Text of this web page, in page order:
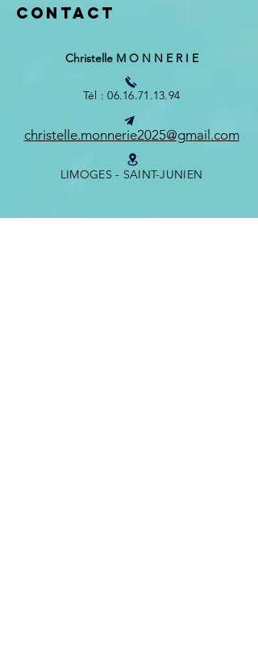
Contact
Christelle M O N N E R I E
Tél :06.16.71.13.94
christelle.monnerie2025@gmail.com
LIMOGES - SAINT-JUNIEN